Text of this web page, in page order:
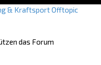
& KraftsportOfftopic
das Forum